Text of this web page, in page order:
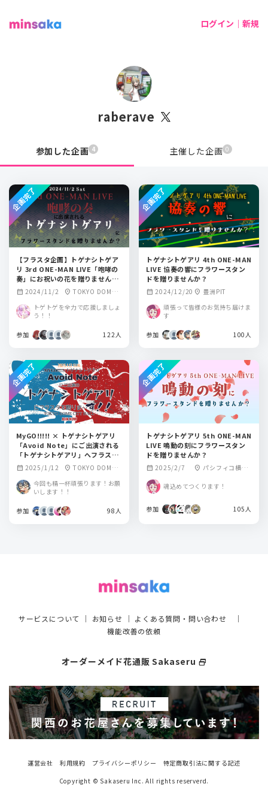
ログイン｜新規
raberave
参加した企画 4 主催した企画 0
【フラスタ企画】トゲナシトゲア
リ 3rd ONE-MAN LIVE「咆哮の
奏」にお祝いの花を贈りません
か？
calendar_month 2024/11/2 location_on TOKYO DOME
CITY HALL(東京ド
ームシティホール)
トゲトゲを全力で応援しましょ
う！！
参加 122人
企画完了
トゲナシトゲアリ 4th ONE-MAN
LIVE 協奏の響にフラワースタン
ドを贈りませんか？
calendar_month 2024/12/20 location_on 豊洲PIT
頑張って皆様のお気持ち届けま
す
参加 100人
企画完了
MyGO!!!!! × トゲナシトゲアリ
「Avoid Note」にご出演される
「トゲナシトゲアリ」へフラスタ
を贈りま…す！！
calendar_month 2025/1/12 location_on TOKYO DOME
今回も精一杯頑張ります！お願
いします！！
参加 98人
企画完了
トゲナシトゲアリ 5th ONE-MAN
LIVE 鳴動の刻にフラワースタン
ドを贈りませんか？
calendar_month 2025/2/7 location_on パシフィコ横
魂込めてつくります！
参加 105人
企画完了
サービスについて ｜ お知らせ ｜ よくある質問・問い合わせ ｜
機能改善の依頼
オーダーメイド花通販 Sakaseru select_window
運営会社 利用規約 プライバシーポリシー
特定商取引法に関する記述
Copyright © Sakaseru Inc. All rights reserverd.